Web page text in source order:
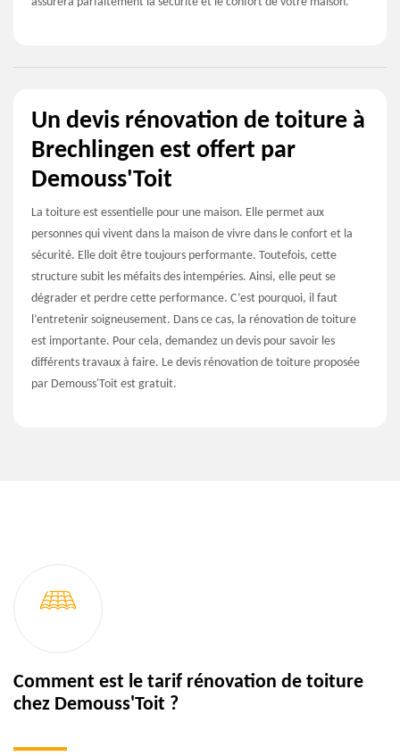
Un devis rénovation de toiture à
Brechlingen est offert par
Demouss'Toit
La toiture est essentielle pour une maison. Elle permet aux
personnes qui vivent dans la maison de vivre dans le confort et la
sécurité. Elle doit être toujours performante. Toutefois, cette
structure subit les méfaits des intempéries. Ainsi, elle peut se
dégrader et perdre cette performance. C’est pourquoi, il faut
l’entretenir soigneusement. Dans ce cas, la rénovation de toiture
est importante. Pour cela, demandez un devis pour savoir les
différents travaux à faire. Le devis rénovation de toiture proposée
par Demouss'Toit est gratuit.
Comment est le tarif rénovation de toiture
chez Demouss'Toit ?